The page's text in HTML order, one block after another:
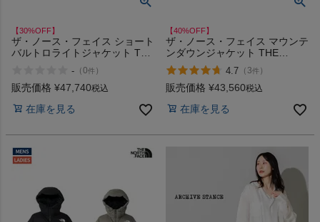
スタッフコーディネート
スタッフブログ
【30%OFF】
ザ・ノース・フェイス ショート
バルトロライトジャケット THE
- （0件 ）
販売価格 ¥47,740税込
在庫を見る
【40%OFF】
ザ・ノース・フェイス マウンテ
ンダウンジャケット THE
NORTH FACE アウトレット セ
ール
4.7 （ 3件 ）
販売価格 ¥43,560税込
在庫を見る